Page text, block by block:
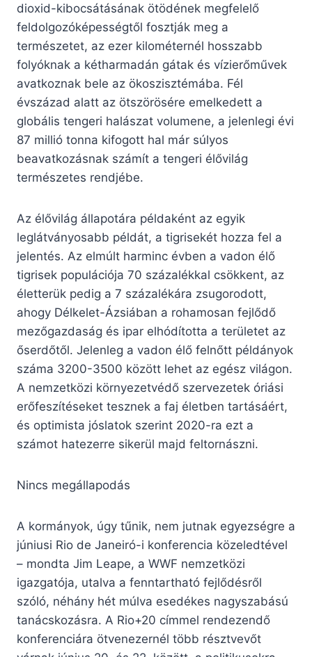
dioxid-kibocsátásának ötödének megfelelő
feldolgozóképességtől fosztják meg a
természetet, az ezer kilométernél hosszabb
folyóknak a kétharmadán gátak és vízierőművek
avatkoznak bele az ökoszisztémába. Fél
évszázad alatt az ötszörösére emelkedett a
globális tengeri halászat volumene, a jelenlegi évi
87 millió tonna kifogott hal már súlyos
beavatkozásnak számít a tengeri élővilág
természetes rendjébe.
Az élővilág állapotára példaként az egyik
leglátványosabb példát, a tigrisekét hozza fel a
jelentés. Az elmúlt harminc évben a vadon élő
tigrisek populációja 70 százalékkal csökkent, az
életterük pedig a 7 százalékára zsugorodott,
ahogy Délkelet-Ázsiában a rohamosan fejlődő
mezőgazdaság és ipar elhódította a területet az
őserdőtől. Jelenleg a vadon élő felnőtt példányok
száma 3200-3500 között lehet az egész világon.
A nemzetközi környezetvédő szervezetek óriási
erőfeszítéseket tesznek a faj életben tartásáért,
és optimista jóslatok szerint 2020-ra ezt a
számot hatezerre sikerül majd feltornászni.
Nincs megállapodás
A kormányok, úgy tűnik, nem jutnak egyezségre a
júniusi Rio de Janeiró-i konferencia közeledtével
– mondta Jim Leape, a WWF nemzetközi
igazgatója, utalva a fenntartható fejlődésről
szóló, néhány hét múlva esedékes nagyszabású
tanácskozásra. A Rio+20 címmel rendezendő
konferenciára ötvenezernél több résztvevőt